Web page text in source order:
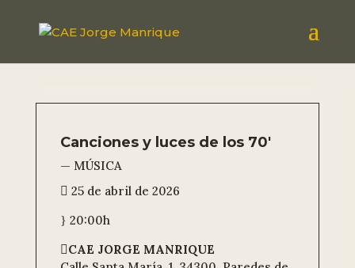
Canciones y luces de los 70′
— MÚSICA
 25 de abril de 2026
} 20:00h
CAE JORGE MANRIQUE